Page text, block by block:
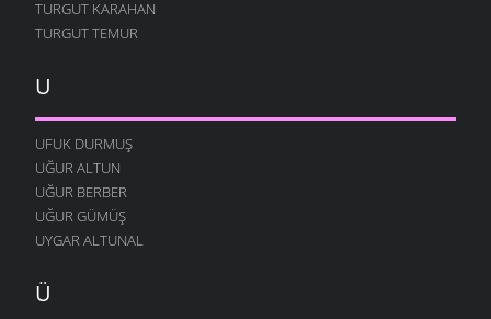
TURGUT KARAHAN
TURGUT TEMUR
U
UFUK DURMUŞ
UĞUR ALTUN
UĞUR BERBER
UĞUR GÜMÜŞ
UYGAR ALTUNAL
Ü